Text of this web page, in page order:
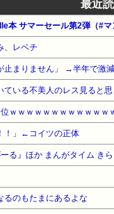
最近
本 サマーセール第2弾（#
、レベチ
止まりません」 →半年で激
ｗｗｗｗｗｗｗｗｗｗｗｗ
！」←コイツの正体
る』ほか まんがタイム き
のもたまにあるよな